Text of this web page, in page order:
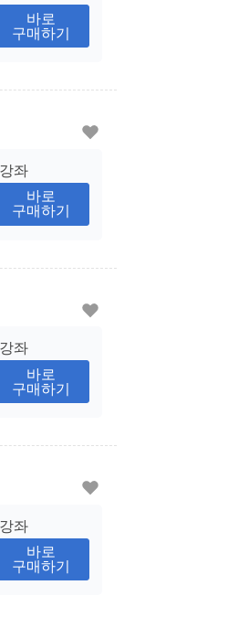
바로
구매하기
강좌
바로
구매하기
강좌
바로
구매하기
강좌
바로
구매하기